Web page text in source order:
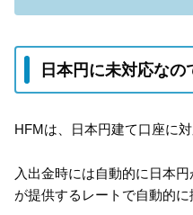
日本円に未対応な
HFMは、日本円建て口座に対
入出金時には自動的に日本
が提供するレートで自動的に